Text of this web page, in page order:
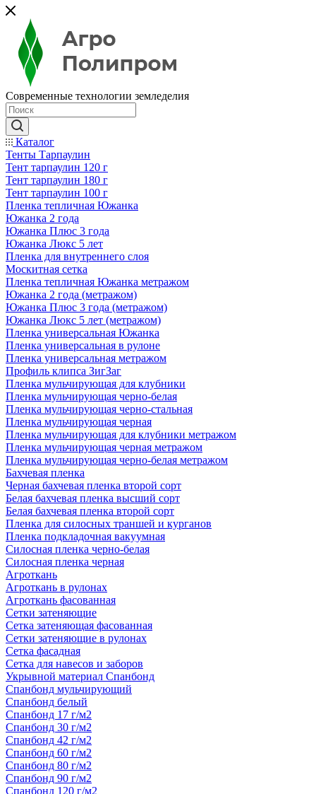
Современные технологии земледелия
Каталог
Тенты Тарпаулин
Тент тарпаулин 120 г
Тент тарпаулин 180 г
Тент тарпаулин 100 г
Пленка тепличная Южанка
Южанка 2 года
Южанка Плюс 3 года
Южанка Люкс 5 лет
Пленка для внутреннего слоя
Москитная сетка
Пленка тепличная Южанка метражом
Южанка 2 года (метражом)
Южанка Плюс 3 года (метражом)
Южанка Люкс 5 лет (метражом)
Пленка универсальная Южанка
Пленка универсальная в рулоне
Пленка универсальная метражом
Профиль клипса ЗигЗаг
Пленка мульчирующая для клубники
Пленка мульчирующая черно-белая
Пленка мульчирующая черно-стальная
Пленка мульчирующая черная
Пленка мульчирующая для клубники метражом
Пленка мульчирующая черная метражом
Пленка мульчирующая черно-белая метражом
Бахчевая пленка
Черная бахчевая пленка второй сорт
Белая бахчевая пленка высший сорт
Белая бахчевая пленка второй сорт
Пленка для силосных траншей и курганов
Пленка подкладочная вакуумная
Силосная пленка черно-белая
Силосная пленка черная
Агроткань
Агроткань в рулонах
Агроткань фасованная
Сетки затеняющие
Сетка затеняющая фасованная
Сетки затеняющие в рулонах
Сетка фасадная
Сетка для навесов и заборов
Укрывной материал Спанбонд
Спанбонд мульчирующий
Спанбонд белый
Спанбонд 17 г/м2
Спанбонд 30 г/м2
Спанбонд 42 г/м2
Спанбонд 60 г/м2
Спанбонд 80 г/м2
Спанбонд 90 г/м2
Спанбонд 120 г/м2